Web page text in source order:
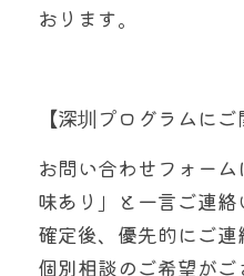
おります。
【深圳プログラムに
お問い合わせフォー
味あり」と一言ご連
確定後、優先的にご
個別相談のご希望が